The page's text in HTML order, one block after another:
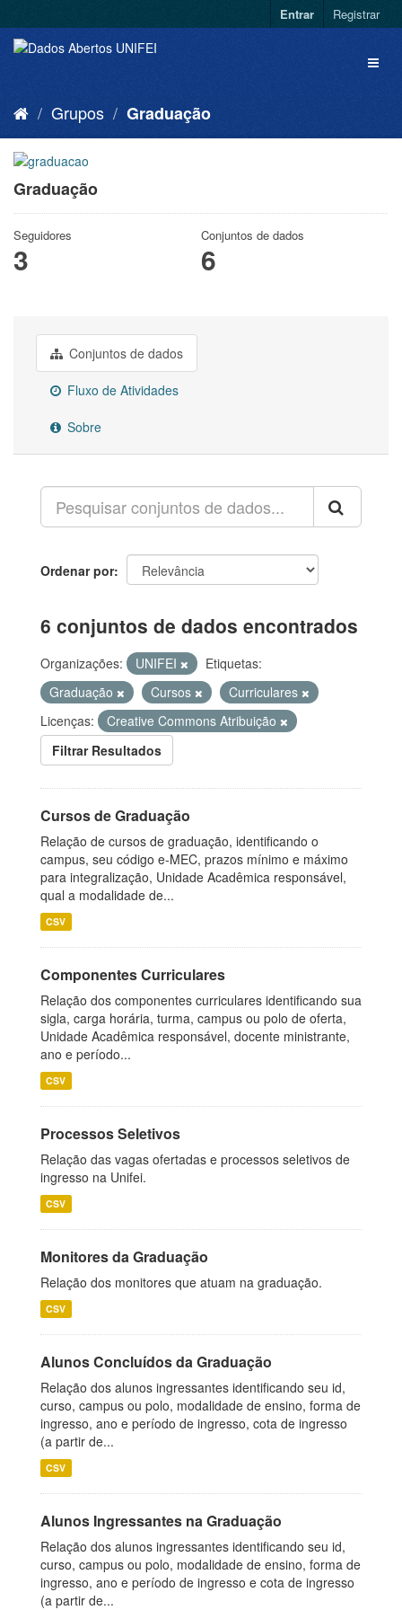
Entrar Registrar
Grupos Graduação
Graduação
Seguidores
3
Conjuntos de dados
6
Conjuntos de dados
Fluxo de Atividades
Sobre
Ordenar por
6 conjuntos de dados encontrados
Organizações: UNIFEI
Etiquetas:
Graduação
Cursos
Curriculares
Licenças:
Creative Commons Atribuição
Filtrar Resultados
Cursos de Graduação
Relação de cursos de graduação, identificando o
campus, seu código e-MEC, prazos mínimo e máximo
para integralização, Unidade Acadêmica responsável,
qual a modalidade de...
CSV
Componentes Curriculares
Relação dos componentes curriculares identificando sua
sigla, carga horária, turma, campus ou polo de oferta,
Unidade Acadêmica responsável, docente ministrante,
ano e período...
CSV
Processos Seletivos
Relação das vagas ofertadas e processos seletivos de
ingresso na Unifei.
CSV
Monitores da Graduação
Relação dos monitores que atuam na graduação.
CSV
Alunos Concluídos da Graduação
Relação dos alunos ingressantes identificando seu id,
curso, campus ou polo, modalidade de ensino, forma de
ingresso, ano e período de ingresso, cota de ingresso
(a partir de...
CSV
Alunos Ingressantes na Graduação
Relação dos alunos ingressantes identificando seu id,
curso, campus ou polo, modalidade de ensino, forma de
ingresso, ano e período de ingresso e cota de ingresso
(a partir de...